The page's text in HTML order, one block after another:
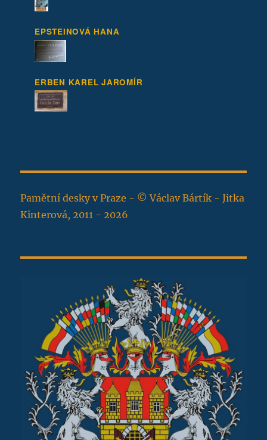
EPSTEINOVÁ HANA
ERBEN KAREL JAROMÍR
Pamětní desky v Praze - © Václav Bártík - Jitka
Kinterová, 2011 - 2026